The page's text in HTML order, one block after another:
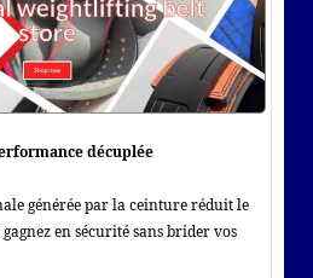
décuplée
générée par la ceinture réduit le
en sécurité sans brider vos